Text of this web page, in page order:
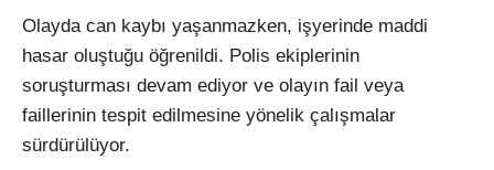
Olayda can kaybı yaşanmazken, işyerinde maddi
hasar oluştuğu öğrenildi. Polis ekiplerinin
soruşturması devam ediyor ve olayın fail veya
faillerinin tespit edilmesine yönelik çalışmalar
sürdürülüyor.